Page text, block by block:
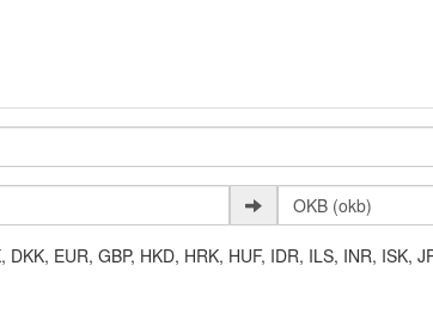
EUR, GBP, HKD, HRK, HUF, IDR, ILS, INR, ISK,